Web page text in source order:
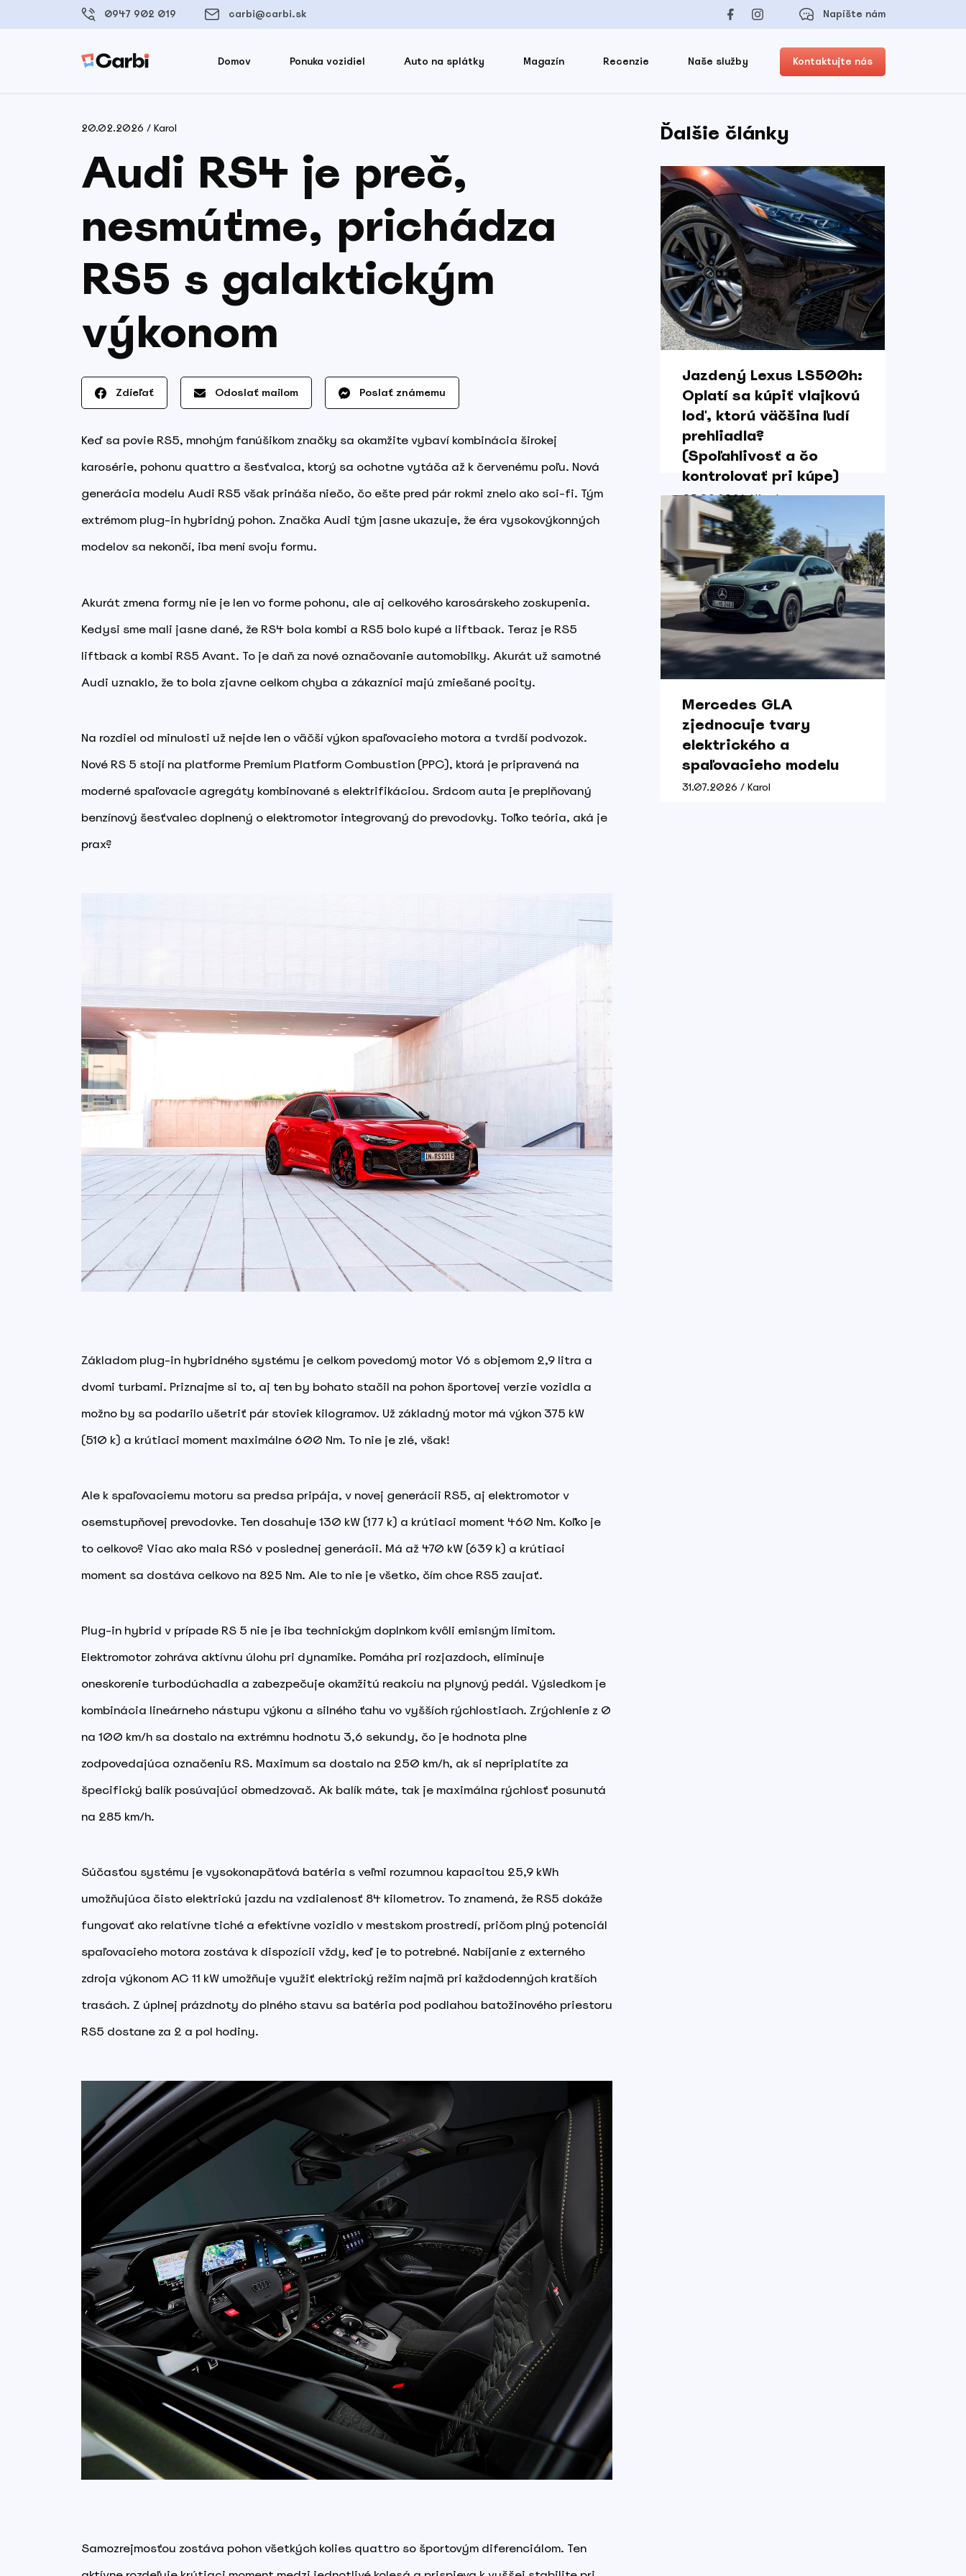
0947 902 019 carbi@carbi.sk Napíšte nám
Domov Ponuka vozidiel Auto na splátky Magazín Recenzie Naše služby Kontaktujte nás
20.02.2026 / Karol
Audi RS4 je preč,
nesmúťme, prichádza
RS5 s galaktickým
výkonom
Zdieľať Odoslať mailom Poslať známemu
Keď sa povie RS5, mnohým fanúšikom značky sa okamžite vybaví kombinácia širokej
karosérie, pohonu quattro a šesťvalca, ktorý sa ochotne vytáča až k červenému poľu. Nová
generácia modelu Audi RS5 však prináša niečo, čo ešte pred pár rokmi znelo ako sci-fi. Tým
extrémom plug-in hybridný pohon. Značka Audi tým jasne ukazuje, že éra vysokovýkonných
modelov sa nekončí, iba mení svoju formu.
Akurát zmena formy nie je len vo forme pohonu, ale aj celkového karosárskeho zoskupenia.
Kedysi sme mali jasne dané, že RS4 bola kombi a RS5 bolo kupé a liftback. Teraz je RS5
liftback a kombi RS5 Avant. To je daň za nové označovanie automobilky. Akurát už samotné
Audi uznaklo, že to bola zjavne celkom chyba a zákazníci majú zmiešané pocity.
Na rozdiel od minulosti už nejde len o väčší výkon spaľovacieho motora a tvrdší podvozok.
Nové RS 5 stojí na platforme Premium Platform Combustion (PPC), ktorá je pripravená na
moderné spaľovacie agregáty kombinované s elektrifikáciou. Srdcom auta je preplňovaný
benzínový šesťvalec doplnený o elektromotor integrovaný do prevodovky. Toľko teória, aká je
prax?
Základom plug-in hybridného systému je celkom povedomý motor V6 s objemom 2,9 litra a
dvomi turbami. Priznajme si to, aj ten by bohato stačil na pohon športovej verzie vozidla a
možno by sa podarilo ušetriť pár stoviek kilogramov. Už základný motor má výkon 375 kW
(510 k) a krútiaci moment maximálne 600 Nm. To nie je zlé, však!
Ale k spaľovaciemu motoru sa predsa pripája, v novej generácii RS5, aj elektromotor v
osemstupňovej prevodovke. Ten dosahuje 130 kW (177 k) a krútiaci moment 460 Nm. Koľko je
to celkovo? Viac ako mala RS6 v poslednej generácii. Má až 470 kW (639 k) a krútiaci
moment sa dostáva celkovo na 825 Nm. Ale to nie je všetko, čím chce RS5 zaujať.
Plug-in hybrid v prípade RS 5 nie je iba technickým doplnkom kvôli emisným limitom.
Elektromotor zohráva aktívnu úlohu pri dynamike. Pomáha pri rozjazdoch, eliminuje
oneskorenie turbodúchadla a zabezpečuje okamžitú reakciu na plynový pedál. Výsledkom je
kombinácia lineárneho nástupu výkonu a silného ťahu vo vyšších rýchlostiach. Zrýchlenie z 0
na 100 km/h sa dostalo na extrémnu hodnotu 3,6 sekundy, čo je hodnota plne
zodpovedajúca označeniu RS. Maximum sa dostalo na 250 km/h, ak si nepriplatíte za
špecifický balík posúvajúci obmedzovač. Ak balík máte, tak je maximálna rýchlosť posunutá
na 285 km/h.
Súčasťou systému je vysokonapäťová batéria s veľmi rozumnou kapacitou 25,9 kWh
umožňujúca čisto elektrickú jazdu na vzdialenosť 84 kilometrov. To znamená, že RS5 dokáže
fungovať ako relatívne tiché a efektívne vozidlo v mestskom prostredí, pričom plný potenciál
spaľovacieho motora zostáva k dispozícii vždy, keď je to potrebné. Nabíjanie z externého
zdroja výkonom AC 11 kW umožňuje využiť elektrický režim najmä pri každodenných kratších
trasách. Z úplnej prázdnoty do plného stavu sa batéria pod podlahou batožinového priestoru
RS5 dostane za 2 a pol hodiny.
Samozrejmosťou zostáva pohon všetkých kolies quattro so športovým diferenciálom. Ten
Ďalšie články
Jazdený Lexus LS500h:
Oplatí sa kúpiť vlajkovú
loď, ktorú väčšina ľudí
prehliadla?
(Spoľahlivosť a čo
kontrolovať pri kúpe)
05.08.2026 / Karol
Mercedes GLA
zjednocuje tvary
elektrického a
spaľovacieho modelu
31.07.2026 / Karol